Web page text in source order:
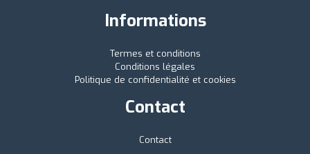
Informations
Termes et conditions
Conditions légales
Politique de confidentialité et cookies
Contact
Contact